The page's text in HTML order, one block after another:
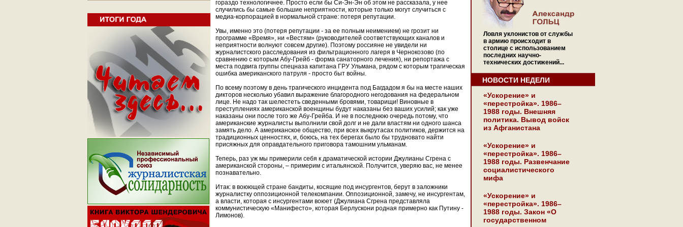
гораздо технологичнее. Просто если бы Си-Эн-Эн об этом не рассказала, у нее
случились бы самые большие неприятности, которые только могут случиться с
медиа-корпорацией в нормальной стране: потеря репутации.
Увы, именно это (потеря репутации - за ее полным неимением) не грозит ни
программе «Время», ни «Вестям» (руководителей соответствующих каналов и
неприятности волнуют совсем другие). Поэтому россияне не увидели ни
журналистского расследования из фильтрационного лагеря в Чернокозово (по
сравнению с которым Абу-Грейб - форма санаторного лечения), ни репортажа с
места подвига группы спецназа капитана ГРУ Ульмана, рядом с которым трагическая
ошибка американского патруля - просто быт войны.
По всему поэтому в день трагического инцидента под Багдадом я бы на месте наших
дикторов несколько убавил выражение благородного негодования на федеральном
лице. Не надо так шелестеть сведенными бровями, товарищи! Виновные в
преступлениях американской военщины будут наказаны без ваших усилий; как уже
наказаны они после того же Абу-Грейба. И не в последнюю очередь потому, что
американские журналисты выполнили свой долг и не дали властям ни одного шанса
замять дело. А американское общество, при всех выкрутасах политиков, держится на
традиционных ценностях, и, боюсь, на тех берегах было бы трудновато найти
присяжных для оправдательного приговора тамошним ульманам.
Теперь, раз уж мы примерили себя к драматической истории Джулианы Сгрена с
американской стороны, – примерим с итальянской. Получится, уверяю вас, не менее
познавательно.
Итак: в воюющей стране бандиты, косящие под инсургентов, берут в заложники
журналистку оппозиционной телекомпании. Оппозиционной, замечу, не инсургентам,
а власти, которая с инсургентами воюет (Джулиана Сгрена представляла
коммунистическую «Манифесто», которая Берлускони родная примерно как Путину -
Лимонов).
Ловля уклонистов от службы
в армию происходит в
столице с использованием
последних научно-
технических достижений...
НОВОСТИ НЕДЕЛИ
«Ускорение» и
«перестройка». 1986–
1988 годы. Внешняя
политика. Вывод войск
из Афганистана
«Ускорение» и
«перестройка». 1986–
1988 годы. Развенчание
социалистического
мифа
«Ускорение» и
«перестройка». 1986–
1988 годы. Закон «О
государственном